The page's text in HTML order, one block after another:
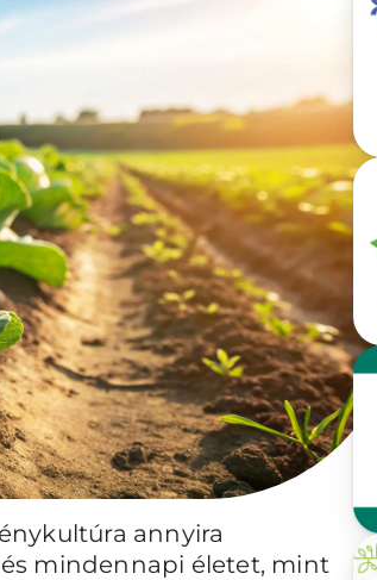
annyira
mindennapi életet, mint